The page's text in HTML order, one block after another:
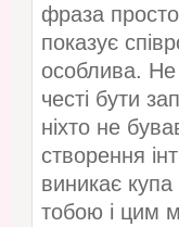
фраза
показує
особлива. Не
честі бути
ніхто не
створення
виникає
тобою і цим